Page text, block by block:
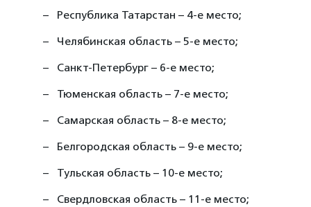
Республика Татарстан – 4-е место;
Челябинская область – 5-е место;
Санкт-Петербург – 6-е место;
Тюменская область – 7-е место;
Самарская область – 8-е место;
Белгородская область – 9-е место;
Тульская область – 10-е место;
Свердловская область – 11-е место;